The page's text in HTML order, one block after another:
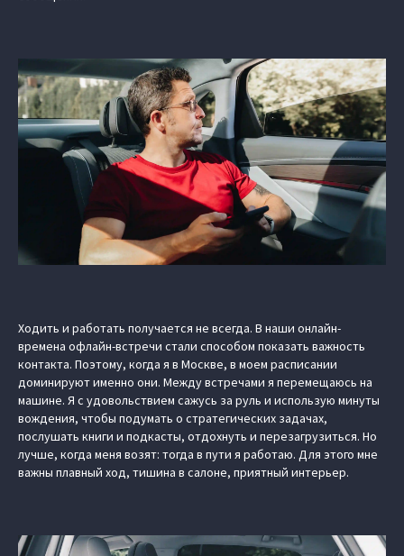
Ходить и работать получается не всегда. В наши онлайн-
времена офлайн-встречи стали способом показать важность
контакта. Поэтому, когда я в Москве, в моем расписании
доминируют именно они. Между встречами я перемещаюсь на
машине. Я с удовольствием сажусь за руль и использую минуты
вождения, чтобы подумать о стратегических задачах,
послушать книги и подкасты, отдохнуть и перезагрузиться. Но
лучше, когда меня возят: тогда в пути я работаю. Для этого мне
важны плавный ход, тишина в салоне, приятный интерьер.